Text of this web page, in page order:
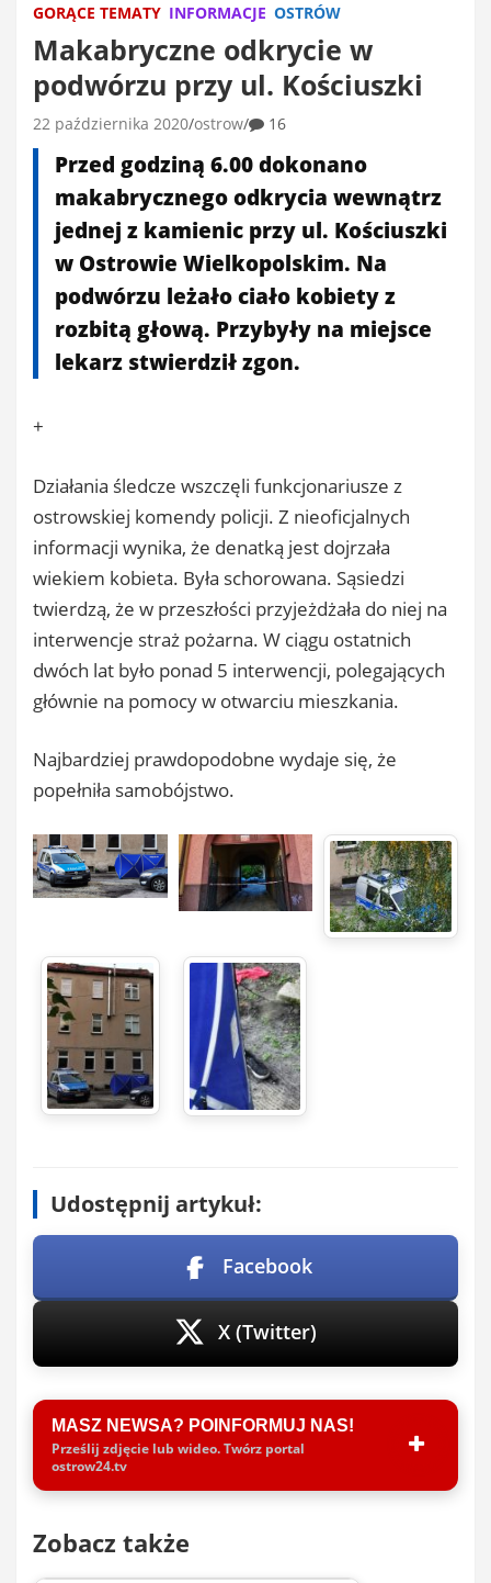
GORĄCE TEMATY INFORMACJE OSTRÓW
Makabryczne odkrycie w
podwórzu przy ul. Kościuszki
22 października 2020 ostrow 16
Przed godziną 6.00 dokonano
makabrycznego odkrycia wewnątrz
jednej z kamienic przy ul. Kościuszki
w Ostrowie Wielkopolskim. Na
podwórzu leżało ciało kobiety z
rozbitą głową. Przybyły na miejsce
lekarz stwierdził zgon.
+
Działania śledcze wszczęli funkcjonariusze z
ostrowskiej komendy policji. Z nieoficjalnych
informacji wynika, że denatką jest dojrzała
wiekiem kobieta. Była schorowana. Sąsiedzi
twierdzą, że w przeszłości przyjeżdżała do niej na
interwencje straż pożarna. W ciągu ostatnich
dwóch lat było ponad 5 interwencji, polegających
głównie na pomocy w otwarciu mieszkania.
Najbardziej prawdopodobne wydaje się, że
popełniła samobójstwo.
Udostępnij artykuł:
Facebook
X (Twitter)
MASZ NEWSA? POINFORMUJ NAS!
Prześlij zdjęcie lub wideo. Twórz portal
ostrow24.tv
Zobacz także